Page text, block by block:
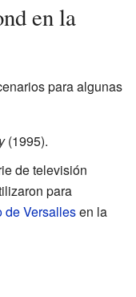
en la
para algunas
(1995).
de televisión
para
de Versallesen la